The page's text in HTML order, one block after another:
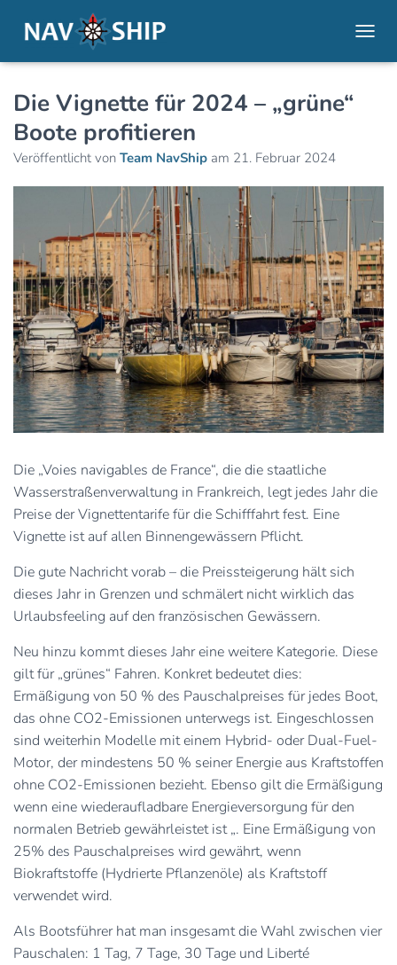
Die Vignette für 2024 – „grüne“
Boote profitieren
Veröffentlicht von Team NavShip am 21. Februar 2024
Die „Voies navigables de France“, die die staatliche
Wasserstraßenverwaltung in Frankreich, legt jedes Jahr die
Preise der Vignettentarife für die Schifffahrt fest. Eine
Vignette ist auf allen Binnengewässern Pflicht.
Die gute Nachricht vorab – die Preissteigerung hält sich
dieses Jahr in Grenzen und schmälert nicht wirklich das
Urlaubsfeeling auf den französischen Gewässern.
Neu hinzu kommt dieses Jahr eine weitere Kategorie. Diese
gilt für „grünes“ Fahren. Konkret bedeutet dies:
Ermäßigung von 50 % des Pauschalpreises für jedes Boot,
das ohne CO2-Emissionen unterwegs ist. Eingeschlossen
sind weiterhin Modelle mit einem Hybrid- oder Dual-Fuel-
Motor, der mindestens 50 % seiner Energie aus Kraftstoffen
ohne CO2-Emissionen bezieht. Ebenso gilt die Ermäßigung
wenn eine wiederaufladbare Energieversorgung für den
normalen Betrieb gewährleistet ist „. Eine Ermäßigung von
25% des Pauschalpreises wird gewährt, wenn
Biokraftstoffe (Hydrierte Pflanzenöle) als Kraftstoff
verwendet wird.
Als Bootsführer hat man insgesamt die Wahl zwischen vier
Pauschalen: 1 Tag, 7 Tage, 30 Tage und Liberté